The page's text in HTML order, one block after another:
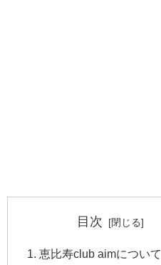
目次
恵比寿club aimについて